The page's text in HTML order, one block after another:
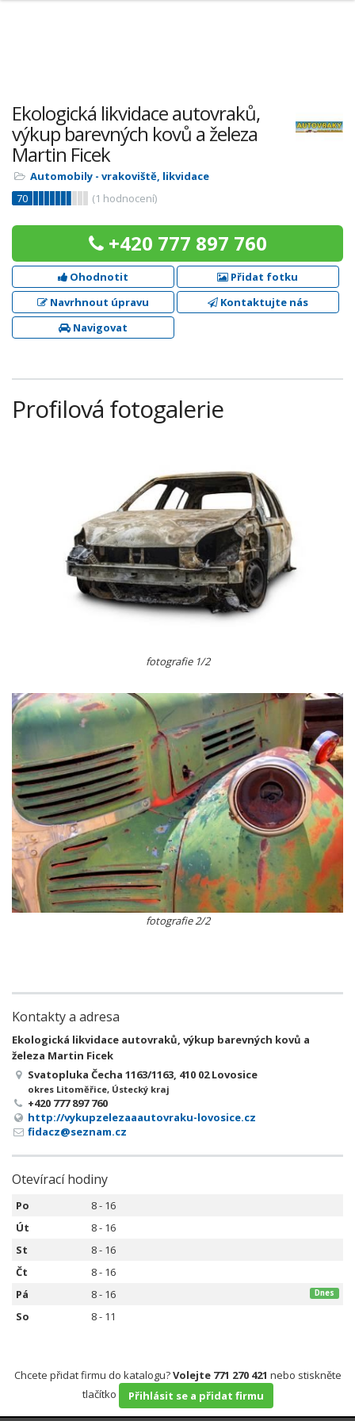
Ekologická likvidace autovraků,
výkup barevných kovů a železa
Martin Ficek
Automobily - vrakoviště, likvidace
70
(1 hodnocení)
+420 777 897 760
Ohodnotit
Přidat fotku
Navrhnout úpravu
Kontaktujte nás
Navigovat
Profilová fotogalerie
fotografie 1/2
fotografie 2/2
Kontakty a adresa
Ekologická likvidace autovraků, výkup barevných kovů a
železa Martin Ficek
Svatopluka Čecha 1163/1163, 410 02 Lovosice
okres Litoměřice, Ústecký kraj
+420 777 897 760
http://vykupzelezaaautovraku-lovosice.cz
fidacz@seznam.cz
Otevírací hodiny
Po
8 - 16
Út
8 - 16
St
8 - 16
Čt
8 - 16
Pá
8 - 16 Dnes
So 8 - 11
Chcete přidat firmu do katalogu?Volejte 771 270 421 nebo stiskněte
tlačítko
Přihlásit se a přidat firmu